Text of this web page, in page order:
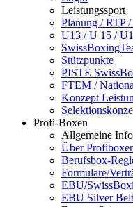
Leistungssport
Planung / RTP
U13 / U 15 /
Stützpunkte
PISTE
FTEM /
Konzept
Profi-Boxen
Allgemeine
Über
Berufsbox-
Formulare/
EBU/
EBU Silver